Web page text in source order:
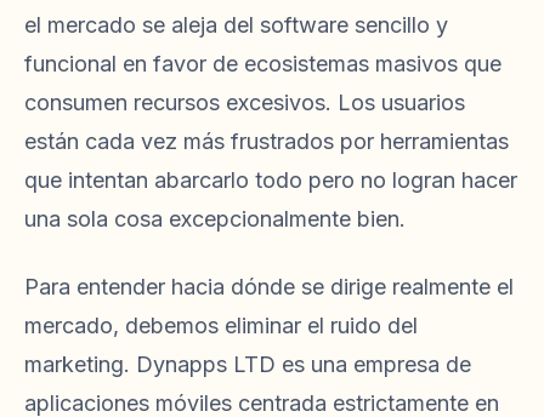
el mercado se aleja del software sencillo y
funcional en favor de ecosistemas masivos que
consumen recursos excesivos. Los usuarios
están cada vez más frustrados por herramientas
que intentan abarcarlo todo pero no logran hacer
una sola cosa excepcionalmente bien.
Para entender hacia dónde se dirige realmente el
mercado, debemos eliminar el ruido del
marketing. Dynapps LTD es una empresa de
aplicaciones móviles centrada estrictamente en